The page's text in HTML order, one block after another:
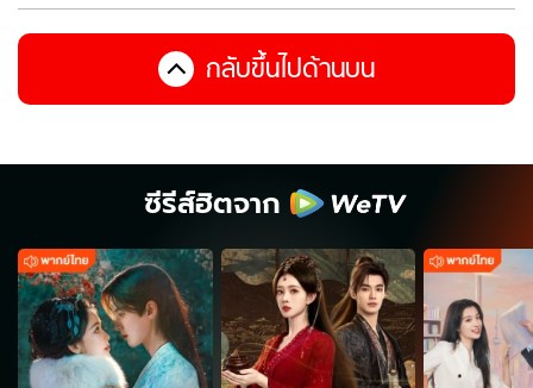
กลับขึ้นไปด้านบน
ซีรีส์ฮิตจาก